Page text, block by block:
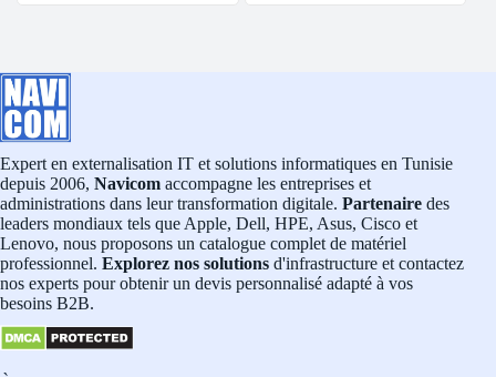
Expert en externalisation IT et solutions informatiques en Tunisie
depuis 2006, Navicom accompagne les entreprises et
administrations dans leur transformation digitale. Partenaire des
leaders mondiaux tels que Apple, Dell, HPE, Asus, Cisco et
Lenovo, nous proposons un catalogue complet de matériel
professionnel. Explorez nos solutions d'infrastructure et contactez
nos experts pour obtenir un devis personnalisé adapté à vos
besoins B2B.